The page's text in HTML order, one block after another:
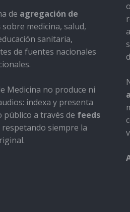
de agregación de
sobre medicina, salud,
sanitaria,
de fuentes nacionales
Medicina no produce ni
indexa y presenta
público a través de feeds
respetando siempre la